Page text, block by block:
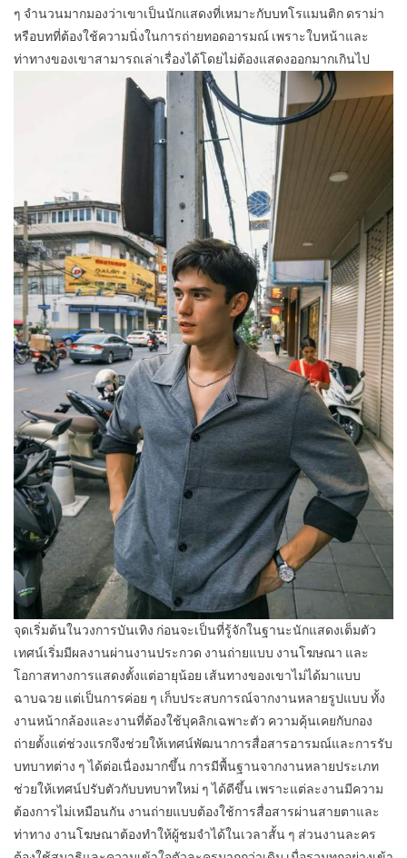
ๆ จำนวนมากมองว่าเขาเป็นนักแสดงที่เหมาะกับบทโรแมนติก ดราม่า
หรือบทที่ต้องใช้ความนิ่งในการถ่ายทอดอารมณ์ เพราะใบหน้าและ
ท่าทางของเขาสามารถเล่าเรื่องได้โดยไม่ต้องแสดงออกมากเกินไป
จุดเริ่มต้นในวงการบันเทิง ก่อนจะเป็นที่รู้จักในฐานะนักแสดงเต็มตัว
เทศน์เริ่มมีผลงานผ่านงานประกวด งานถ่ายแบบ งานโฆษณา และ
โอกาสทางการแสดงตั้งแต่อายุน้อย เส้นทางของเขาไม่ได้มาแบบ
ฉาบฉวย แต่เป็นการค่อย ๆ เก็บประสบการณ์จากงานหลายรูปแบบ ทั้ง
งานหน้ากล้องและงานที่ต้องใช้บุคลิกเฉพาะตัว ความคุ้นเคยกับกอง
ถ่ายตั้งแต่ช่วงแรกจึงช่วยให้เทศน์พัฒนาการสื่อสารอารมณ์และการรับ
บทบาทต่าง ๆ ได้ต่อเนื่องมากขึ้น การมีพื้นฐานจากงานหลายประเภท
ช่วยให้เทศน์ปรับตัวกับบทบาทใหม่ ๆ ได้ดีขึ้น เพราะแต่ละงานมีความ
ต้องการไม่เหมือนกัน งานถ่ายแบบต้องใช้การสื่อสารผ่านสายตาและ
ท่าทาง งานโฆษณาต้องทำให้ผู้ชมจำได้ในเวลาสั้น ๆ ส่วนงานละคร